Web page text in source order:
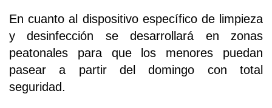
En cuanto al dispositivo específico de limpieza
y desinfección se desarrollará en zonas
peatonales para que los menores puedan
pasear a partir del domingo con total
seguridad.